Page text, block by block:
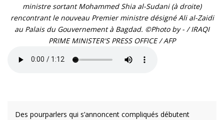
ministre sortant Mohammed Shia al-Sudani (à droite)
rencontrant le nouveau Premier ministre désigné Ali al-Zaidi
au Palais du Gouvernement à Bagdad. ©Photo by - / IRAQI
PRIME MINISTER'S PRESS OFFICE / AFP
Des pourparlers qui s’annoncent compliqués débutent